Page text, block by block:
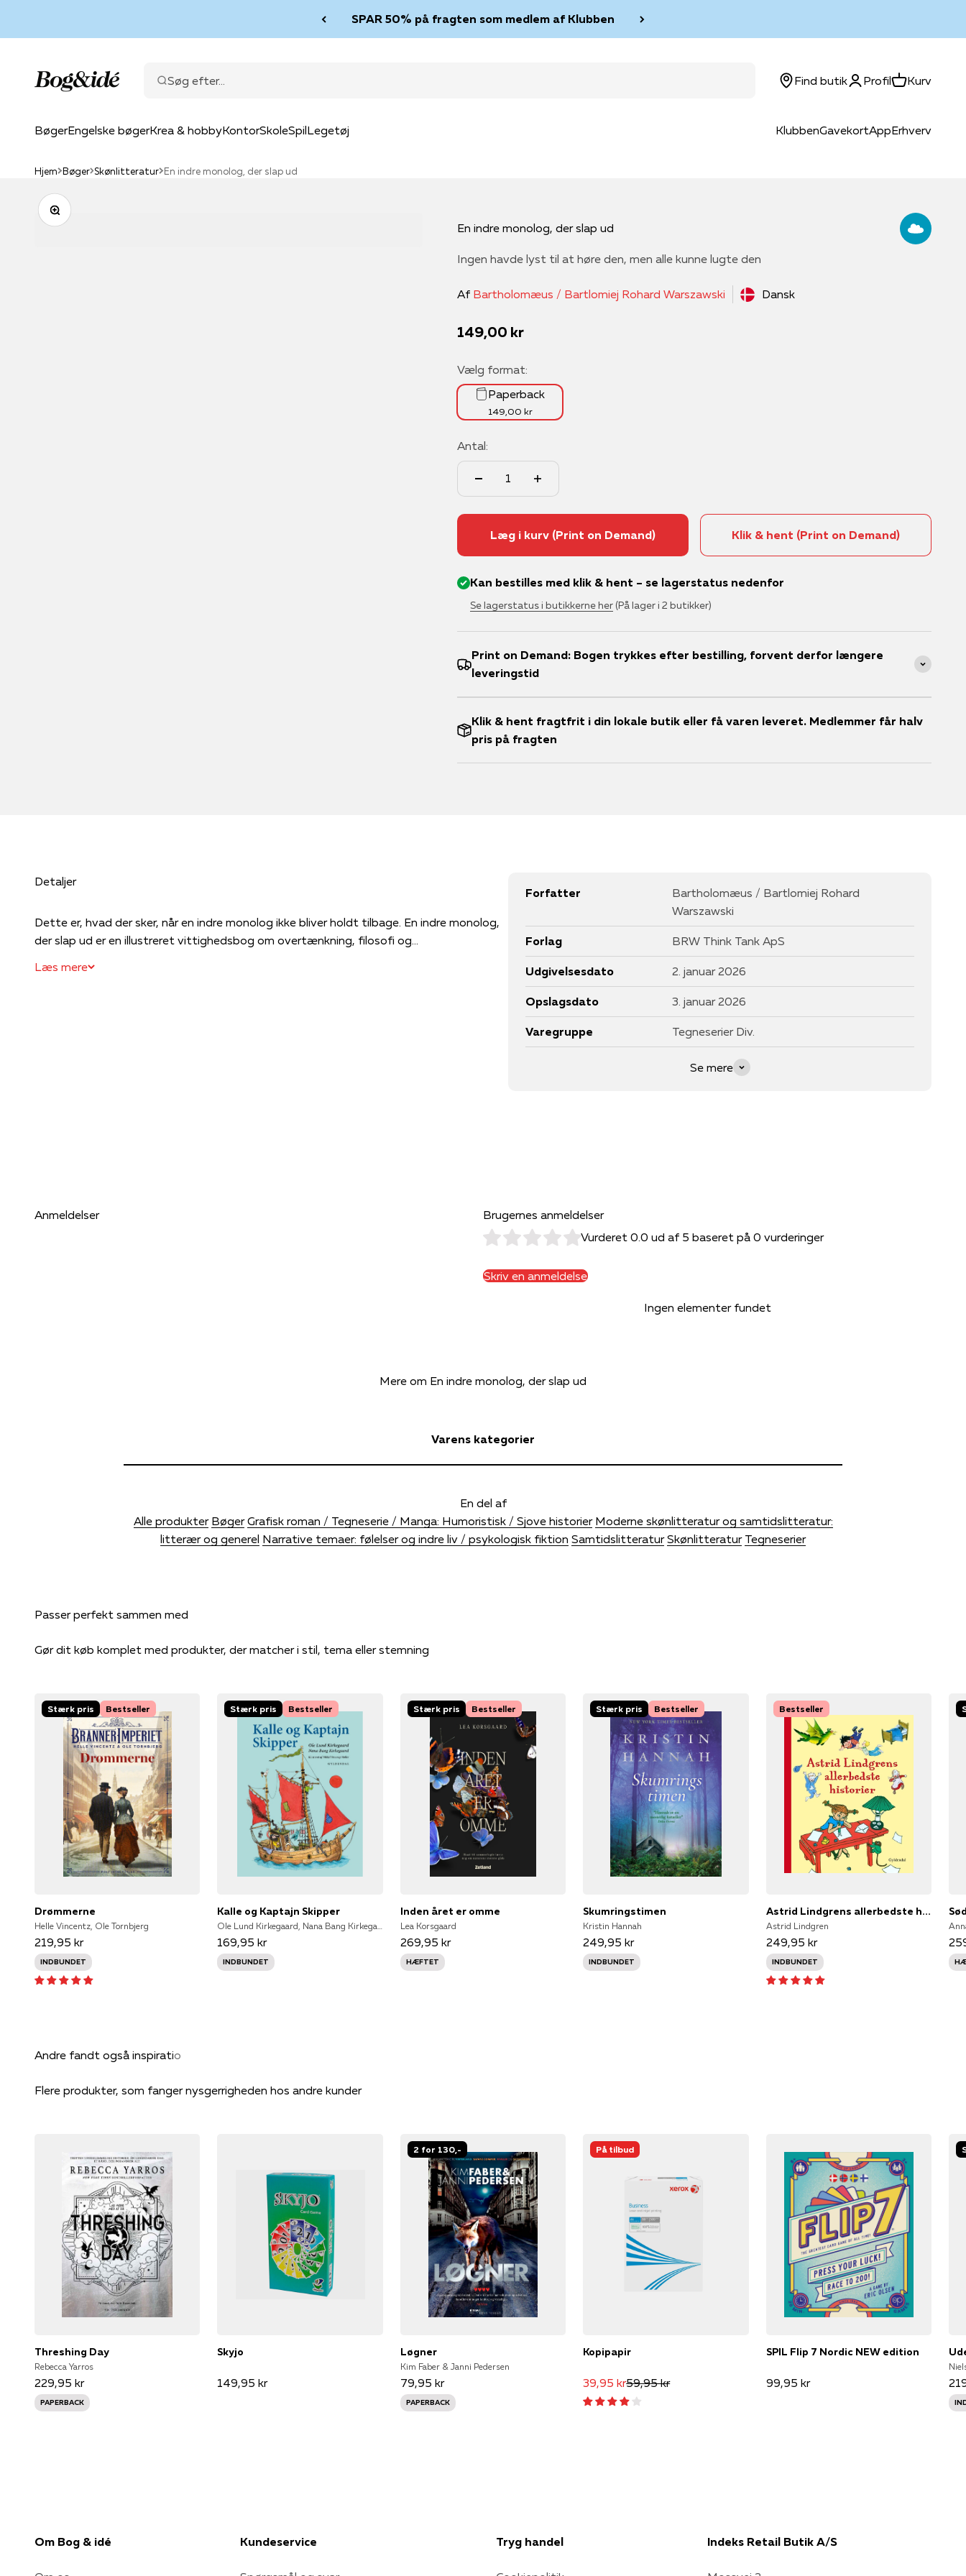
SPAR 50% på fragten som medlem af Klubben
BøgerEngelske bøgerKrea & hobbyKontorSkoleSpilLegetøj KlubbenGavekortAppErhverv
Søg efter...
Bog & idé Find butikLog ind
ProfilKurvKurv
Hjem Bøger Skønlitteratur En indre monolog, der slap ud
Zoom
En indre monolog, der slap ud
Ingen havde lyst til at høre den, men alle kunne lugte den
Af Bartholomæus / Bartlomiej Rohard Warszawski Dansk
Salgspris
149,00 kr
Vælg format:
Paperback
149,00 kr
Antal:
Læg i kurv (Print on Demand) Klik & hent (Print on Demand)
Kan bestilles med klik & hent – se lagerstatus nedenfor
Se lagerstatus i butikkerne her(På lager i 2 butikker)
Print on Demand: Bogen trykkes efter bestilling, forvent derfor længere
leveringstid
Klik & hent fragtfrit i din lokale butik eller få varen leveret. Medlemmer får halv
pris på fragten
Detaljer
Dette er, hvad der sker, når en indre monolog ikke bliver holdt tilbage. En indre monolog,
der slap ud er en illustreret vittighedsbog om overtænkning, filosofi og...
Læs mere
Forfatter
Bartholomæus / Bartlomiej Rohard
Warszawski
Forlag BRW Think Tank ApS
Udgivelsesdato 2. januar 2026
Opslagsdato 3. januar 2026
Varegruppe Tegneserier Div.
Se mere
Anmeldelser
Brugernes anmeldelser
Vurderet 0.0 ud af 5 baseret på 0 vurderinger
Skriv en anmeldelse
Ingen elementer fundet
Mere om En indre monolog, der slap ud
Varens kategorier
En del af
Alle produkter Bøger Grafisk roman / Tegneserie / Manga: Humoristisk / Sjove historier Moderne skønlitteratur og samtidslitteratur:
litterær og generel Narrative temaer: følelser og indre liv / psykologisk fiktion Samtidslitteratur Skønlitteratur Tegneserier
Gør dit køb komplet med produkter, der matcher i stil, tema eller stemning
Stærk pris Bestseller
Drømmerne
Helle Vincentz, Ole Tornbjerg
219,95 kr
INDBUNDET
Stærk pris Bestseller
Kalle og Kaptajn Skipper
169,95 kr
INDBUNDET
Stærk pris Bestseller
Inden året er omme
Lea Korsgaard
269,95 kr
HÆFTET
Stærk pris Bestseller
Skumringstimen
Kristin Hannah
249,95 kr
INDBUNDET
Bestseller
Astrid Lindgrens allerbedste historier
Astrid Lindgren
249,95 kr
INDBUNDET
Flere produkter, som fanger nysgerrigheden hos andre kunder
Threshing Day
Rebecca Yarros
229,95 kr
PAPERBACK
Skyjo
149,95 kr
2 for 130,-
Løgner
Kim Faber & Janni Pedersen
79,95 kr
PAPERBACK
På tilbud
Kopipapir
39,95 kr59,95 kr
SPIL Flip 7 Nordic NEW edition
99,95 kr
Om Bog & idé Kundeservice Tryg handel Indeks Retail Butik A/S